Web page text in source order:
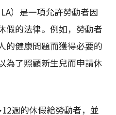
）是一項允許勞動者因
假的法律。例如，勞動者
的健康問題而獲得必要的
為了照顧新生兒而申請休
週的休假給勞動者，並